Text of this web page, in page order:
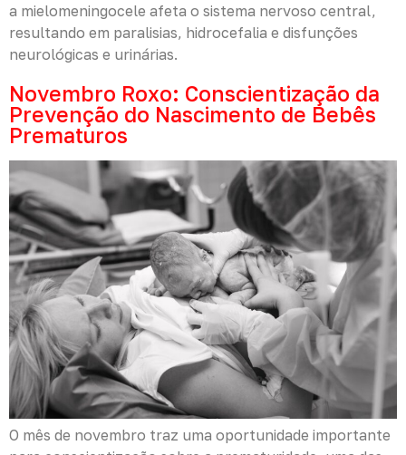
a mielomeningocele afeta o sistema nervoso central,
resultando em paralisias, hidrocefalia e disfunções
neurológicas e urinárias.
Novembro Roxo: Conscientização da
Prevenção do Nascimento de Bebês
Prematuros
O mês de novembro traz uma oportunidade importante